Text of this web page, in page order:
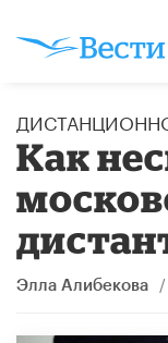
Как
Элла Алибекова /